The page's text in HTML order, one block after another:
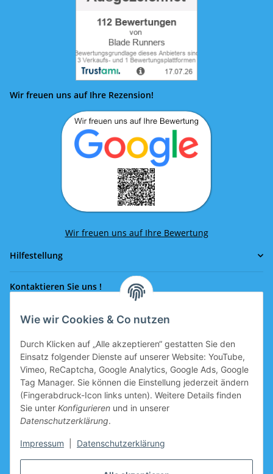
Wie wir Cookies & Co nutzen
Durch Klicken auf „Alle akzeptieren“ gestatten Sie den
Einsatz folgender Dienste auf unserer Website: YouTube,
Vimeo, ReCaptcha, Google Analytics, Google Ads, Google
Tag Manager. Sie können die Einstellung jederzeit ändern
(Fingerabdruck-Icon links unten). Weitere Details finden
Sie unter Konfigurieren und in unserer
Datenschutzerklärung.
Impressum Datenschutzerklärung
Wir freuen uns auf Ihre Rezension!
Wir freuen uns auf Ihre Bewertung
Hilfestellung
Kontaktieren Sie uns !
Rufen Sie uns an!
office@eissport.at
Mitglied der WKO
Informationen
Neukundengutschein